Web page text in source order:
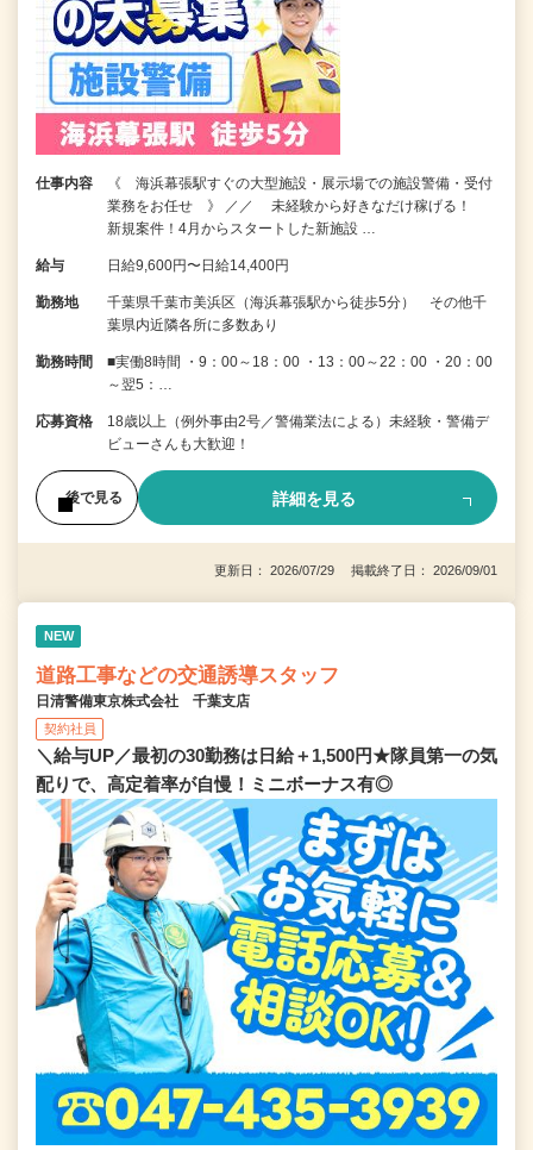
仕事内容
《 海浜幕張駅すぐの大型施設・展示場での施設警備・受付
業務をお任せ 》 ／／ 未経験から好きなだけ稼げる！
新規案件！4月からスタートした新施設 …
給与 日給9,600円〜日給14,400円
勤務地
千葉県千葉市美浜区（海浜幕張駅から徒歩5分） その他千
葉県内近隣各所に多数あり
勤務時間
■実働8時間 ・9：00～18：00 ・13：00～22：00 ・20：00
～翌5：…
応募資格
18歳以上（例外事由2号／警備業法による）未経験・警備デ
ビューさんも大歓迎！
後で見る 詳細を見る
更新日： 2026/07/29 掲載終了日： 2026/09/01
NEW
道路工事などの交通誘導スタッフ
日清警備東京株式会社 千葉支店
契約社員
＼給与UP／最初の30勤務は日給＋1,500円★隊員第一の気
配りで、高定着率が自慢！ミニボーナス有◎